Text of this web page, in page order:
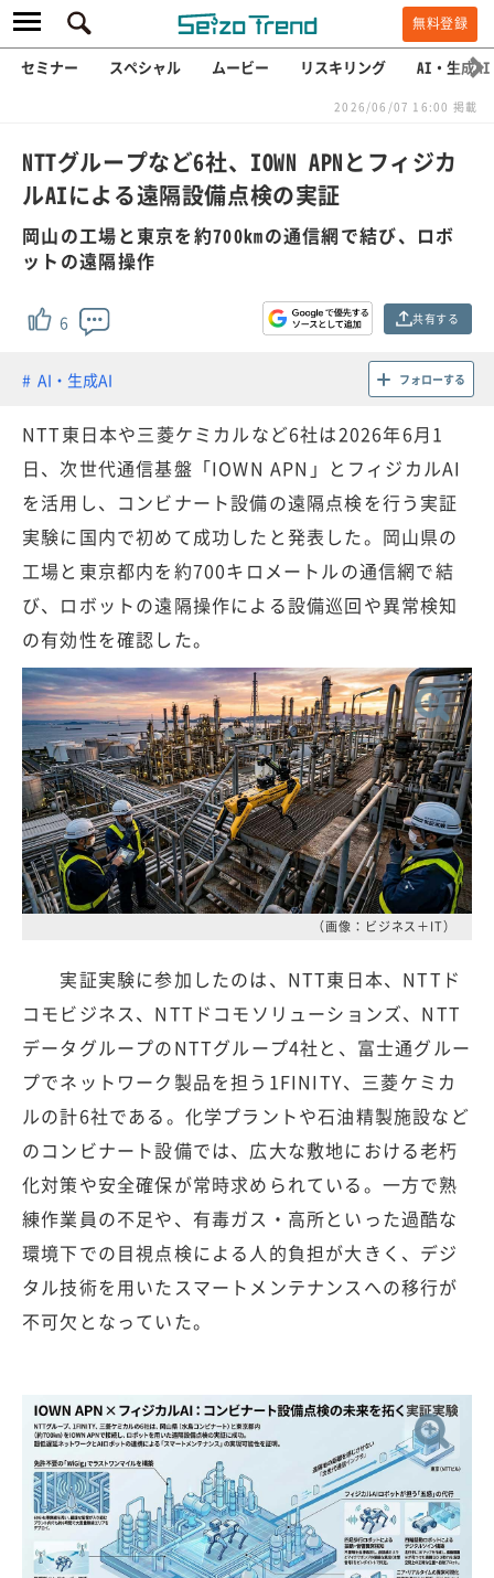
無料登録
セミナー スペシャル ムービー リスキリング AI・生成AI
2026/06/07 16:00 掲載
NTTグループなど6社、IOWN APNとフィジカ
ルAIによる遠隔設備点検の実証
岡山の工場と東京を約700kmの通信網で結び、ロボ
ットの遠隔操作
6 共有する
AI・生成AI フォローする
NTT東日本や三菱ケミカルなど6社は2026年6月1
日、次世代通信基盤「IOWN APN」とフィジカルAI
を活用し、コンビナート設備の遠隔点検を行う実証
実験に国内で初めて成功したと発表した。岡山県の
工場と東京都内を約700キロメートルの通信網で結
び、ロボットの遠隔操作による設備巡回や異常検知
の有効性を確認した。
（画像：ビジネス＋IT）
実証実験に参加したのは、NTT東日本、NTTド
コモビジネス、NTTドコモソリューションズ、NTT
データグループのNTTグループ4社と、富士通グルー
プでネットワーク製品を担う1FINITY、三菱ケミカ
ルの計6社である。化学プラントや石油精製施設など
のコンビナート設備では、広大な敷地における老朽
化対策や安全確保が常時求められている。一方で熟
練作業員の不足や、有毒ガス・高所といった過酷な
環境下での目視点検による人的負担が大きく、デジ
タル技術を用いたスマートメンテナンスへの移行が
不可欠となっていた。